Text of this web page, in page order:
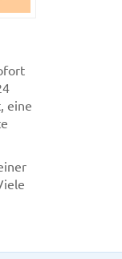
eine